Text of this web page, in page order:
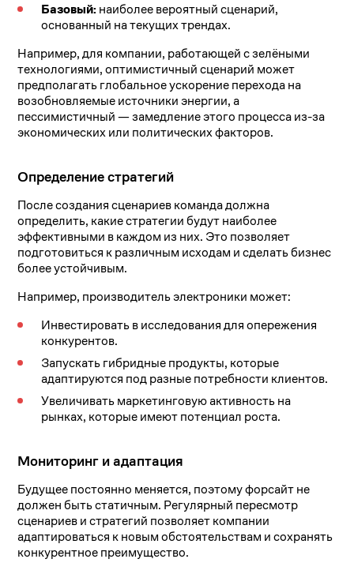
Базовый: наиболее вероятный сценарий,
основанный на текущих трендах.
Например, для компании, работающей с зелёными
технологиями, оптимистичный сценарий может
предполагать глобальное ускорение перехода на
возобновляемые источники энергии, а
пессимистичный — замедление этого процесса из-за
экономических или политических факторов.
Определение стратегий
После создания сценариев команда должна
определить, какие стратегии будут наиболее
эффективными в каждом из них. Это позволяет
подготовиться к различным исходам и сделать бизнес
более устойчивым.
Например, производитель электроники может:
Инвестировать в исследования для опережения
конкурентов.
Запускать гибридные продукты, которые
адаптируются под разные потребности клиентов.
Увеличивать маркетинговую активность на
рынках, которые имеют потенциал роста.
Мониторинг и адаптация
Будущее постоянно меняется, поэтому форсайт не
должен быть статичным. Регулярный пересмотр
сценариев и стратегий позволяет компании
адаптироваться к новым обстоятельствам и сохранять
конкурентное преимущество.